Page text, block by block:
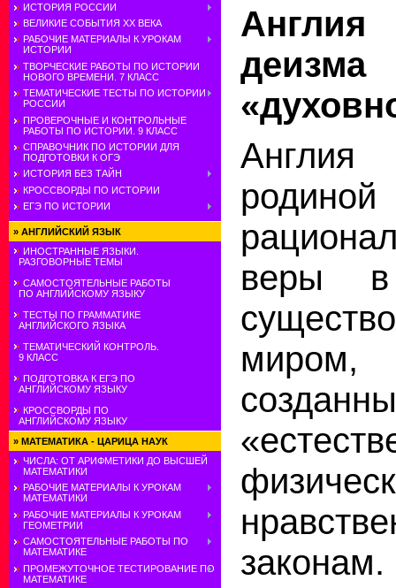
ИСТОРИЯ РОССИИ
ВЕЛИКИЕ СОБЫТИЯ ХХ ВЕКА
РАБОЧИЕ МАТЕРИАЛЫ К УРОКАМ
ИСТОРИИ
ТВОРЧЕСКИЕ РАБОТЫ ПО ИСТОРИИ
НОВОГО ВРЕМЕНИ. 7 КЛАСС
ТЕМАТИЧЕСКИЕ ТЕСТЫ ПО ИСТОРИИ
РОССИИ
ПРОВЕРОЧНЫЕ И КОНТРОЛЬНЫЕ
РАБОТЫ ПО ИСТОРИИ. 9 КЛАСС
СПРАВОЧНИК ПО ИСТОРИИ ДЛЯ
ПОДГОТОВКИ К ОГЭ
ИСТОРИЯ БЕЗ ТАЙН
КРОССВОРДЫ ПО ИСТОРИИ
ЕГЭ ПО ИСТОРИИ
» АНГЛИЙСКИЙ ЯЗЫК
ИНОСТРАННЫЕ ЯЗЫКИ.
РАЗГОВОРНЫЕ ТЕМЫ
САМОСТОЯТЕЛЬНЫЕ РАБОТЫ
ПО АНГЛИЙСКОМУ ЯЗЫКУ
ТЕСТЫ ПО ГРАММАТИКЕ
АНГЛИЙСКОГО ЯЗЫКА
ТЕМАТИЧЕСКИЙ КОНТРОЛЬ.
9 КЛАСС
ПОДГОТОВКА К ЕГЭ ПО
АНГЛИЙСКОМУ ЯЗЫКУ
КРОССВОРДЫ ПО
АНГЛИЙСКОМУ ЯЗЫКУ
» МАТЕМАТИКА - ЦАРИЦА НАУК
ЧИСЛА: ОТ АРИФМЕТИКИ ДО ВЫСШЕЙ
МАТЕМАТИКИ
РАБОЧИЕ МАТЕРИАЛЫ К УРОКАМ
МАТЕМАТИКИ
РАБОЧИЕ МАТЕРИАЛЫ К УРОКАМ
ГЕОМЕТРИИ
САМОСТОЯТЕЛЬНЫЕ РАБОТЫ ПО
МАТЕМАТИКЕ
ПРОМЕЖУТОЧНОЕ ТЕСТИРОВАНИЕ ПО
МАТЕМАТИКЕ
веры в
миром,
законам.